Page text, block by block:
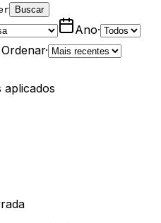
Buscar
Ano·
Ordenar·